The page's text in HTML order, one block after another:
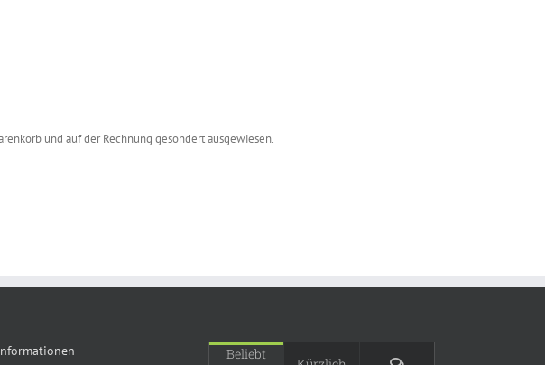
und auf der Rechnung gesondert ausgewiesen.
Beliebt